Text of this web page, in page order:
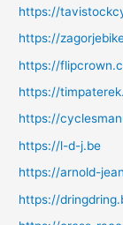
https://
https://
https://
https://
https://
https://l-d-j.be
https://arnold-
https://